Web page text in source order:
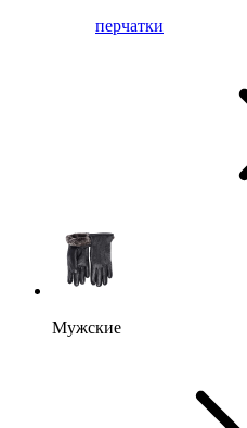
перчатки
Мужские